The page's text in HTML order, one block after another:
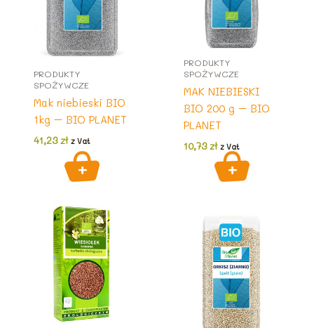
PRODUKTY
SPOŻYWCZE
Mak niebieski BIO
1kg – BIO PLANET
41,23zł z Vat
PRODUKTY
SPOŻYWCZE
MAK NIEBIESKI
BIO 200 g – BIO
PLANET
10,73zł z Vat